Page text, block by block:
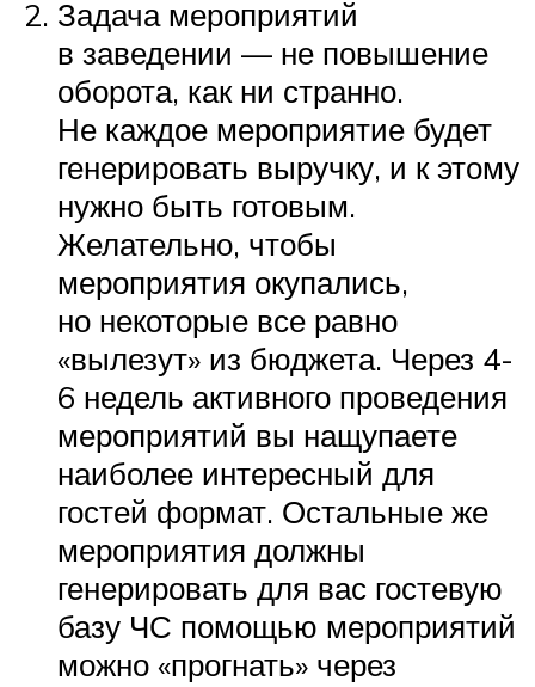
Задача мероприятий
в заведении — не повышение
оборота, как ни странно.
Не каждое мероприятие будет
генерировать выручку, и к этому
нужно быть готовым.
Желательно, чтобы
мероприятия окупались,
но некоторые все равно
«вылезут» из бюджета. Через 4-
6 недель активного проведения
мероприятий вы нащупаете
наиболее интересный для
гостей формат. Остальные же
мероприятия должны
генерировать для вас гостевую
базу ЧС помощью мероприятий
можно «прогнать» через